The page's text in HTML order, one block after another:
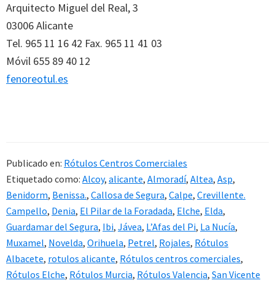
Arquitecto Miguel del Real, 3
03006 Alicante
Tel. 965 11 16 42 Fax. 965 11 41 03
Móvil 655 89 40 12
fenoreotul.es
Publicado en: Rótulos Centros Comerciales
Etiquetado como: Alcoy, alicante, Almoradí, Altea, Asp,
Benidorm, Benissa., Callosa de Segura, Calpe, Crevillente.
Campello, Denia, El Pilar de la Foradada, Elche, Elda,
Guardamar del Segura, Ibi, Jávea, L’Afas del Pi, La Nucía,
Muxamel, Novelda, Orihuela, Petrel, Rojales, Rótulos
Albacete, rotulos alicante, Rótulos centros comerciales,
Rótulos Elche, Rótulos Murcia, Rótulos Valencia, San Vicente